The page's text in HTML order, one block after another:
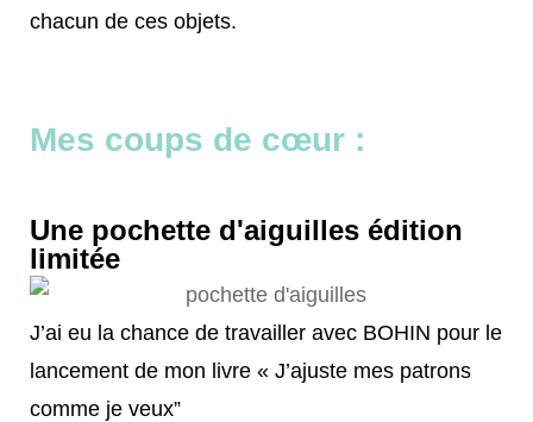
chacun de ces objets.
Mes coups de cœur :
Une pochette d'aiguilles édition
limitée
J’ai eu la chance de travailler avec BOHIN pour le
lancement de mon livre « J’ajuste mes patrons
comme je veux”